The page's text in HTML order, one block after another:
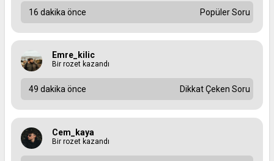
16 dakika önce Popüler Soru
Emre_kilic
Bir rozet kazandı
49 dakika önce Dikkat Çeken Soru
Cem_kaya
Bir rozet kazandı